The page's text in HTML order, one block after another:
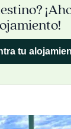
tu